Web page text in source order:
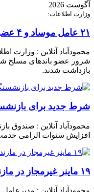
آگوست 2026
وزارت اطلاعات:
۲۱ عامل موساد و ۴ عضو باند‌های مسلح بازداشت شدند
شرور عضو باند‌های مسلح
بازداشت شدند.
شرط جدید برای
محمودآباد آنلاین : صندوق
افزایش سنوات الزامی
۱۹ ماینر غیرمجاز در مازندران از مدار خارج شد